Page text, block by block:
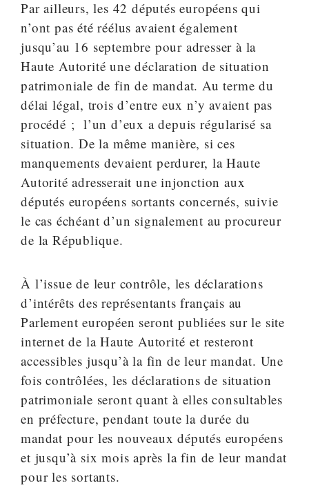
Par ailleurs, les 42 députés européens qui
n’ont pas été réélus avaient également
jusqu’au 16 septembre pour adresser à la
Haute Autorité une déclaration de situation
patrimoniale de fin de mandat. Au terme du
délai légal, trois d’entre eux n’y avaient pas
procédé ; l’un d’eux a depuis régularisé sa
situation. De la même manière, si ces
manquements devaient perdurer, la Haute
Autorité adresserait une injonction aux
députés européens sortants concernés, suivie
le cas échéant d’un signalement au procureur
de la République.
À l’issue de leur contrôle, les déclarations
d’intérêts des représentants français au
Parlement européen seront publiées sur le site
internet de la Haute Autorité et resteront
accessibles jusqu’à la fin de leur mandat. Une
fois contrôlées, les déclarations de situation
patrimoniale seront quant à elles consultables
en préfecture, pendant toute la durée du
mandat pour les nouveaux députés européens
et jusqu’à six mois après la fin de leur mandat
pour les sortants.